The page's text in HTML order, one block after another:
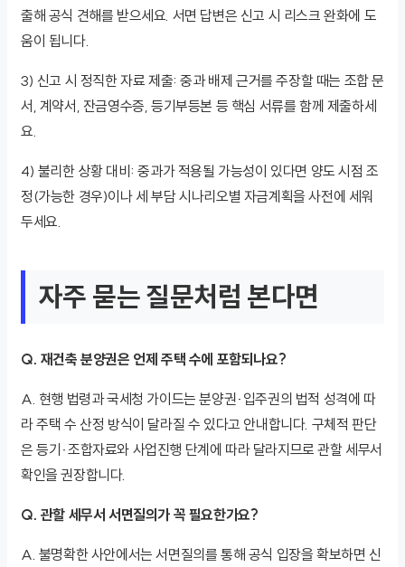
출해 공식 견해를 받으세요. 서면 답변은 신고 시 리스크 완화에 도
움이 됩니다.
3) 신고 시 정직한 자료 제출: 중과 배제 근거를 주장할 때는 조합 문
서, 계약서, 잔금영수증, 등기부등본 등 핵심 서류를 함께 제출하세
요.
4) 불리한 상황 대비: 중과가 적용될 가능성이 있다면 양도 시점 조
정(가능한 경우)이나 세 부담 시나리오별 자금계획을 사전에 세워
두세요.
자주 묻는 질문처럼 본다면
Q. 재건축 분양권은 언제 주택 수에 포함되나요?
A. 현행 법령과 국세청 가이드는 분양권·입주권의 법적 성격에 따
라 주택 수 산정 방식이 달라질 수 있다고 안내합니다. 구체적 판단
은 등기·조합자료와 사업진행 단계에 따라 달라지므로 관할 세무서
확인을 권장합니다.
Q. 관할 세무서 서면질의가 꼭 필요한가요?
A. 불명확한 사안에서는 서면질의를 통해 공식 입장을 확보하면 신